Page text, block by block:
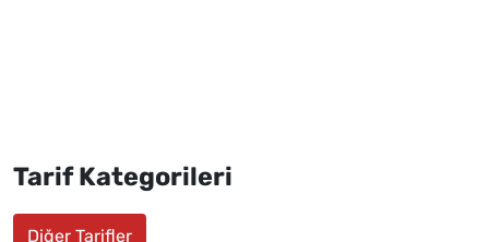
Tarif Kategorileri
Diğer Tarifler